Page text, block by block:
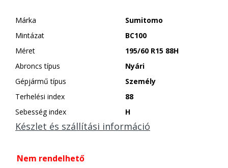
Márka
Sumitomo
Mintázat
BC100
Méret
195/60 R15 88H
Abroncs típus
Nyári
Gépjármű típus
Személy
Terhelési index
88
Sebesség index
H
Készlet és szállítási információ
Nem rendelhető